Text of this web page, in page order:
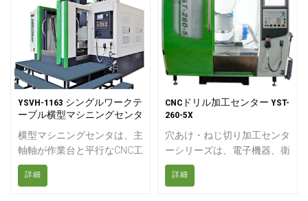
構造により熱変形誤差が小さ
く、3軸駆動部が重心に近
く、動作応答性と同期性が優
れており、工作機械の加工精
度、仕上げが高く、安定性が
強いです。
HSK-A63/20000rpm電動ス
ピンドルを搭載し、精密フラ
イス加工、ボーリング加工、
穴あけ加工、タッピング加工
などの複合切削加工が可能で
す。
YSVH-1163 シングルワークテ
ーブル横型マシニングセンタ
横型マシニングセンタは、主
軸軸が作業台と平行なCNC工
作機械です。このタイプの工
作機械は、主に箱型の部品の
詳細
CNCドリル加工センター YST-
260-5X
穴あけ・ねじ切り​​加工センタ
ーシリーズは、電子機器、衛
生陶器、自動車部品、医療機
器などの小型部品の高速穴あ
詳細